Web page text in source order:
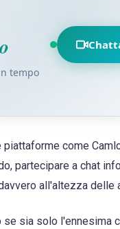
tempo
come
partecipare a chat
all'altezza delle
sia solo l'ennesima